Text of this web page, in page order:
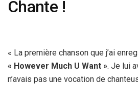
Chante !
« La première chanson que j’ai
« However Much U Want ». Je lui
n’avais pas une vocation de